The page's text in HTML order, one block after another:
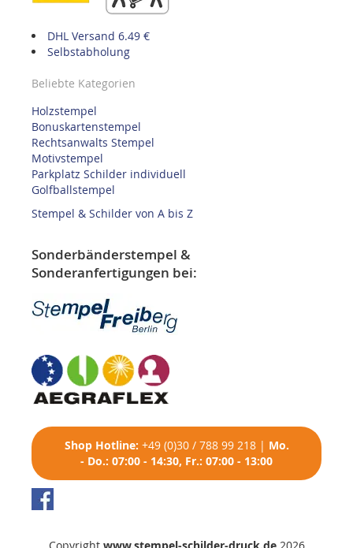
DHL Versand 6.49 €
Selbstabholung
Beliebte Kategorien
Holzstempel
Bonuskartenstempel
Rechtsanwalts Stempel
Motivstempel
Parkplatz Schilder individuell
Golfballstempel
Stempel & Schilder von A bis Z
Sonderbänderstempel &
Sonderanfertigungen bei:
Shop Hotline: +49 (0)30 / 788 99 218| Mo.
- Do.: 07:00 - 14:30, Fr.: 07:00 - 13:00